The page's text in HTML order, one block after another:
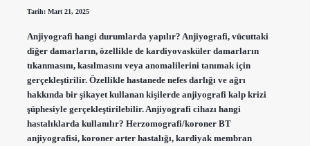
Tarih: Mart 21, 2025
Anjiyografi hangi durumlarda yapılır? Anjiyografi, vücuttaki
diğer damarların, özellikle de kardiyovasküler damarların
tıkanmasını, kasılmasını veya anomalilerini tanımak için
gerçekleştirilir. Özellikle hastanede nefes darlığı ve ağrı
hakkında bir şikayet kullanan kişilerde anjiyografi kalp krizi
şüphesiyle gerçekleştirilebilir. Anjiyografi cihazı hangi
hastalıklarda kullanılır? Herzomografi/koroner BT
anjiyografisi, koroner arter hastalığı, kardiyak membran